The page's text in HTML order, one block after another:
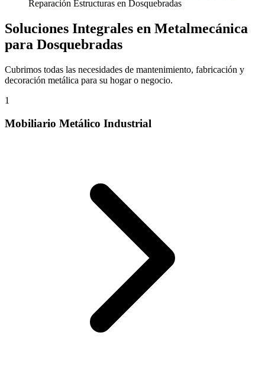
Reparación Estructuras en Dosquebradas
Soluciones Integrales en Metalmecánica
para Dosquebradas
Cubrimos todas las necesidades de mantenimiento, fabricación y
decoración metálica para su hogar o negocio.
1
Mobiliario Metálico Industrial